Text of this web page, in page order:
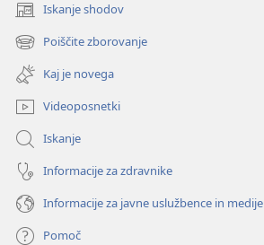
Iskanje shodov
(odpre
novo
okno)
Poiščite zborovanje
(odpre
novo
okno)
Kaj je novega
Videoposnetki
Iskanje
Informacije za zdravnike
Informacije za javne uslužbence in medije
Pomoč